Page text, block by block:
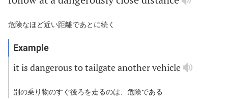
危険なほど近い距離であとに続く
it is dangerous totailgateanothervehicle
別の乗り物のすぐ後ろを走るのは、危険である